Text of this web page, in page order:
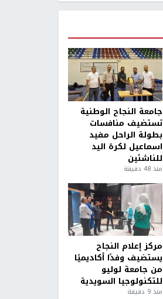
جامعة النجاح الوطنية
تستضيف منافسات
بطولة الراحل مفيد
اسماعيل لكرة اليد
للناشئين
منذ 48 دقيقة
مركز إعلام النجاح
يستضيف وفدًا أكاديميًا
من جامعة لوليو
للتكنولوجيا السويدية
منذ 9 دقيقة